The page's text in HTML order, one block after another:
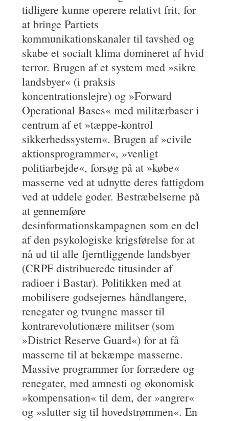
tidligere kunne operere relativt frit, for
at bringe Partiets
kommunikationskanaler til tavshed og
skabe et socialt klima domineret af hvid
terror. Brugen af et system med »sikre
landsbyer« (i praksis
koncentrationslejre) og »Forward
Operational Bases« med militærbaser i
centrum af et »tæppe-kontrol
sikkerhedssystem«. Brugen af »civile
aktionsprogrammer«, »venligt
politiarbejde«, forsøg på at »købe«
masserne ved at udnytte deres fattigdom
ved at uddele goder. Bestræbelserne på
at gennemføre
desinformationskampagnen som en del
af den psykologiske krigsførelse for at
nå ud til alle fjerntliggende landsbyer
(CRPF distribuerede titusinder af
radioer i Bastar). Politikken med at
mobilisere godsejernes håndlangere,
renegater og tvungne masser til
kontrarevolutionære militser (som
»District Reserve Guard«) for at få
masserne til at bekæmpe masserne.
Massive programmer for forrædere og
renegater, med amnesti og økonomisk
»kompensation« til dem, der »angrer«
og »slutter sig til hovedstrømmen«. En